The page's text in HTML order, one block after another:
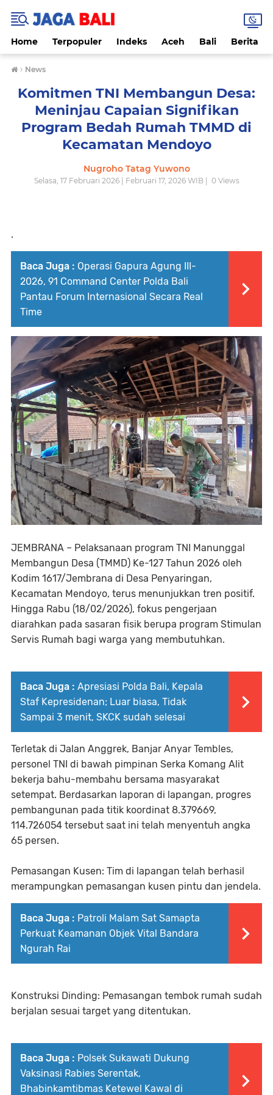
Home Terpopuler Indeks Aceh Bali Berita
› News
Komitmen TNI Membangun Desa:
Meninjau Capaian Signifikan
Program Bedah Rumah TMMD di
Kecamatan Mendoyo
Nugroho Tatag Yuwono
Selasa, 17 Februari 2026 | Februari 17, 2026 WIB | 0Views
.
Baca Juga : Operasi Gapura Agung III-
2026, 91 Command Center Polda Bali
Pantau Forum Internasional Secara Real
Time
JEMBRANA – Pelaksanaan program TNI Manunggal
Membangun Desa (TMMD) Ke-127 Tahun 2026 oleh
Kodim 1617/Jembrana di Desa Penyaringan,
Kecamatan Mendoyo, terus menunjukkan tren positif.
Hingga Rabu (18/02/2026), fokus pengerjaan
diarahkan pada sasaran fisik berupa program Stimulan
Servis Rumah bagi warga yang membutuhkan.
Baca Juga : Apresiasi Polda Bali, Kepala
Staf Kepresidenan; Luar biasa, Tidak
Sampai 3 menit, SKCK sudah selesai
Terletak di Jalan Anggrek, Banjar Anyar Tembles,
personel TNI di bawah pimpinan Serka Komang Alit
bekerja bahu-membahu bersama masyarakat
setempat. Berdasarkan laporan di lapangan, progres
pembangunan pada titik koordinat 8.379669,
114.726054 tersebut saat ini telah menyentuh angka
65 persen.
Pemasangan Kusen: Tim di lapangan telah berhasil
merampungkan pemasangan kusen pintu dan jendela.
Baca Juga : Patroli Malam Sat Samapta
Perkuat Keamanan Objek Vital Bandara
Ngurah Rai
Konstruksi Dinding: Pemasangan tembok rumah sudah
berjalan sesuai target yang ditentukan.
Baca Juga : Polsek Sukawati Dukung
Vaksinasi Rabies Serentak,
Bhabinkamtibmas Ketewel Kawal di